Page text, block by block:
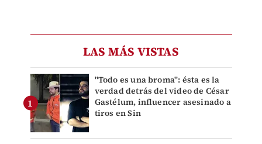
LAS MÁS VISTAS
"Todo es una broma": ésta es la
verdad detrás del video de César
Gastélum, influencer asesinado a
tiros en Sin